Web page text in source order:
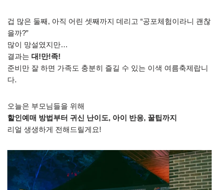
겁 많은 둘째, 아직 어린 셋째까지 데리고 “공포체험이라니 괜찮
을까?”
많이 망설였지만…
결과는 대!만!족!
준비만 잘 하면 가족도 충분히 즐길 수 있는 이색 여름축제랍니
다.
오늘은 부모님들을 위해
할인예매 방법부터 귀신 난이도, 아이 반응, 꿀팁까지
리얼 생생하게 전해드릴게요!